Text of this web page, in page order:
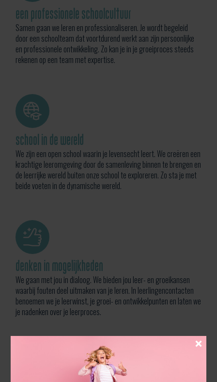
een professionele schoolcultuur
Samen gaan we leren en professionaliseren. Je wordt begeleid
door een schoolteam dat voortdurend werkt aan zijn persoonlijke
en professionele ontwikkeling. Zo kan je in je groeiproces steeds
rekenen op een team met expertise.
school in de wereld
We zijn een open school waarin je levensecht leert. We creëren een
krachtige leeromgeving door de samenleving binnen te brengen en
de leerrijke wereld buiten onze school te exploreren. Zo sta je met
beide voeten in de dynamische wereld.
denken in mogelijkheden
We gaan met jou in dialoog. We bieden jou leer- en groeikansen
waarbij fouten deel uitmaken van je leren. In leerlingencontacten
benoemen we je leerwinst, je groei- en ontwikkelpunten en laten we
je nadenken over je leerproces.